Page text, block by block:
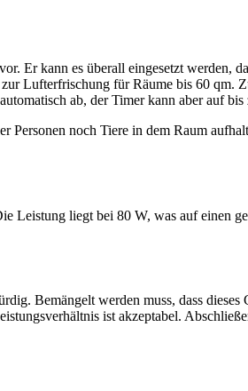
Er kann es überall eingesetzt werden,
Lufterfrischung für Räume bis 60 qm.
ab, der Timer kann aber auf
Personen noch Tiere in dem Raum
liegt bei 80 W, was auf einen
Bemängelt werden muss, dass
ist akzeptabel.